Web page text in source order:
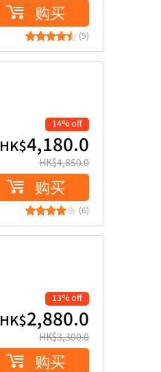
购买
(9)
14% off
HK$4,180.0
HK$4,850.0
购买
(6)
13% off
HK$2,880.0
HK$3,300.0
购买